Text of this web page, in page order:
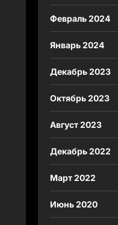
Февраль 2024
Январь 2024
Декабрь 2023
Октябрь 2023
Август 2023
Декабрь 2022
Март 2022
Июнь 2020